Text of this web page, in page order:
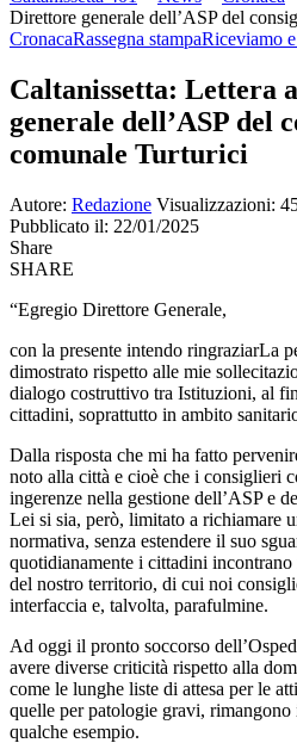
Direttore generale dell’ASP del
CronacaRassegna stampaRiceviamo
Caltanissetta: Lettera
generale dell’ASP del
comunale Turturici
Autore: Redazione Visualizzazioni:
Pubblicato il: 22/01/2025
Share
SHARE
“Egregio Direttore Generale,
con la presente intendo ringraziarLa
dimostrato rispetto alle mie
dialogo costruttivo tra Istituzioni, al
cittadini, soprattutto in ambito
Dalla risposta che mi ha fatto
noto alla città e cioè che i consiglieri
ingerenze nella gestione dell’ASP e
Lei si sia, però, limitato a richiamare
normativa, senza estendere il suo
quotidianamente i cittadini
del nostro territorio, di cui noi
interfaccia e, talvolta, parafulmine.
Ad oggi il pronto soccorso
avere diverse criticità rispetto alla
come le lunghe liste di attesa per le
quelle per patologie gravi,
qualche esempio.